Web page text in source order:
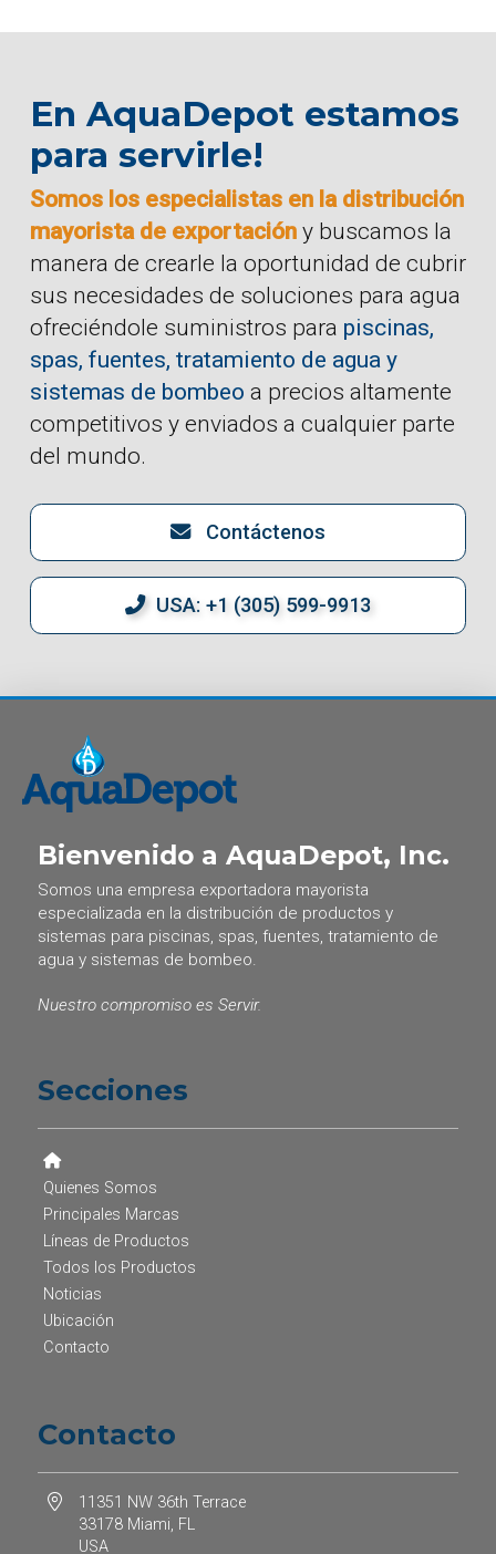
En AquaDepot estamos
para servirle!
Somos los especialistas en la distribución
mayorista de exportacióny buscamos la
manera de crearle la oportunidad de cubrir
sus necesidades de soluciones para agua
ofreciéndole suministros para piscinas,
spas, fuentes, tratamiento de agua y
sistemas de bombeo a precios altamente
competitivos y enviados a cualquier parte
del mundo.
Contáctenos
USA: +1 (305) 599-9913
Bienvenido a AquaDepot, Inc.
Somos una empresa exportadora mayorista
especializada en la distribución de productos y
sistemas para piscinas, spas, fuentes, tratamiento de
agua y sistemas de bombeo.
Nuestro compromiso es Servir.
Secciones
Quienes Somos
Principales Marcas
Líneas de Productos
Todos los Productos
Noticias
Ubicación
Contacto
Contacto
11351 NW 36th Terrace
33178 Miami, FL
USA